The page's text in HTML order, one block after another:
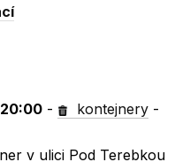
- kontejnery -
v ulici Pod Terebkou